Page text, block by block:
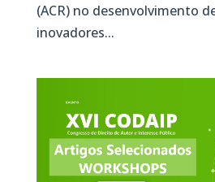
(ACR) no desenvolvimento
inovadores...